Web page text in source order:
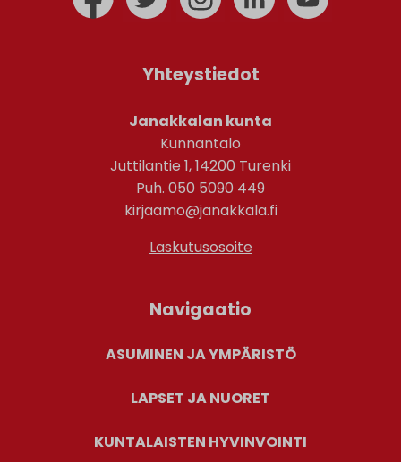
Yhteystiedot
Janakkalan kunta
Kunnantalo
Juttilantie 1, 14200 Turenki
Puh. 050 5090 449
kirjaamo@janakkala.fi
Laskutusosoite
Navigaatio
ASUMINEN JA YMPÄRISTÖ
LAPSET JA NUORET
KUNTALAISTEN HYVINVOINTI